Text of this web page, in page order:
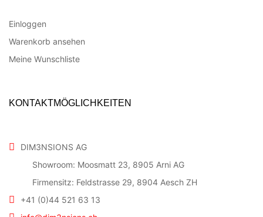
Einloggen
Warenkorb ansehen
Meine Wunschliste
KONTAKTMÖGLICHKEITEN
DIM3NSIONS AG
Showroom: Moosmatt 23, 8905 Arni AG
Firmensitz: Feldstrasse 29, 8904 Aesch ZH
+41 (0)44 521 63 13